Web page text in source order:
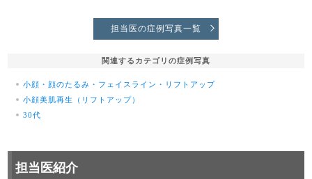
担当医の症例写真一覧
関連するカテゴリの症例写真
小顔・顔のたるみ・フェイスライン・リフトアップ
小顔美肌再生（リフトアップ）
30代
担当医紹介